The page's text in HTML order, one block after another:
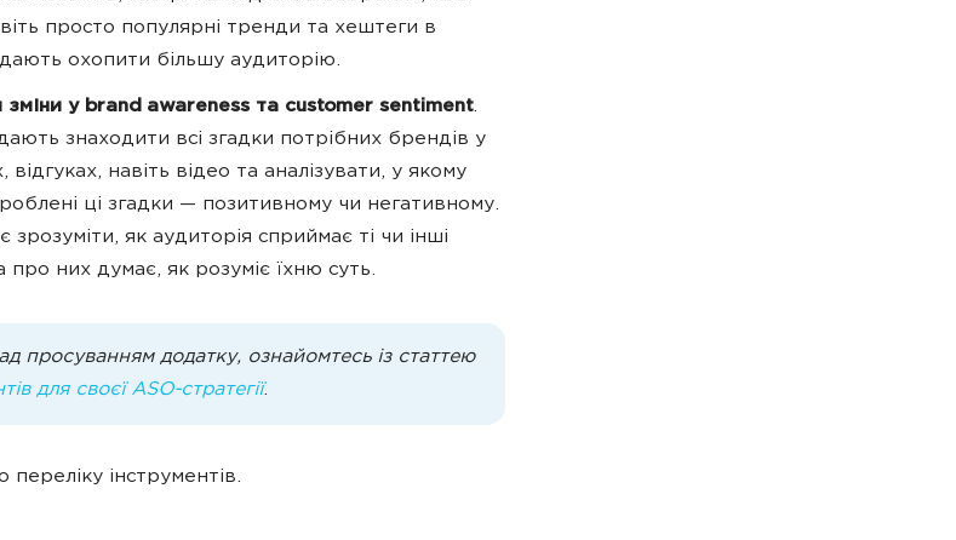
просто популярні тренди та хештеги в
охопити більшу аудиторію.
зміни у brand awareness та сustomer sentiment.
знаходити всі згадки потрібних брендів у
навіть відео та аналізувати, у якому
ці згадки — позитивному чи негативному.
зрозуміти, як аудиторія сприймає ті чи інші
них думає, як розуміє їхню суть.
просуванням додатку, ознайомтесь із статтею
для своєї ASO-стратегії.
інструментів.